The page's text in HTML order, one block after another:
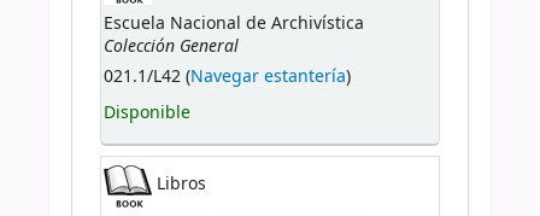
Escuela Nacional de Archivística
Colección General
021.1/L42 (Navegar estantería)
Disponible
Libros